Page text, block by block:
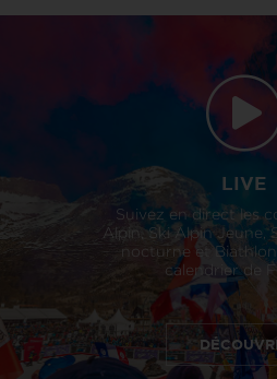
LIVE
Suivez en direct les
Alpin, Ski Alpin Jeune,
nocturne et
calendrier de